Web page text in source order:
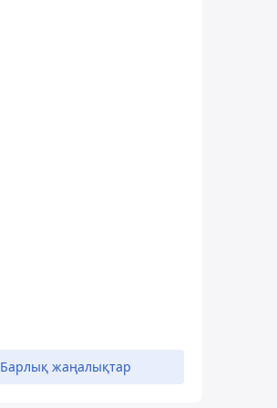
Барлық жаңалықтар